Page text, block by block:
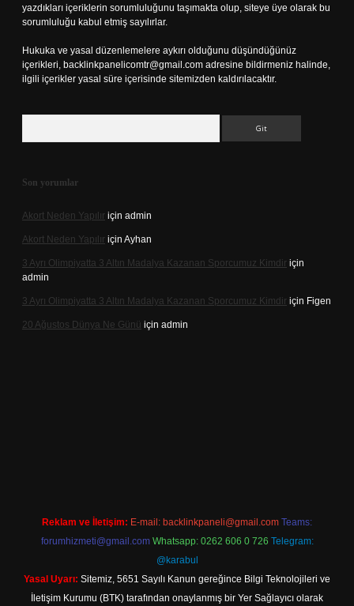
yazdıkları içeriklerin sorumluluğunu taşımakta olup, siteye üye olarak bu
sorumluluğu kabul etmiş sayılırlar.
Hukuka ve yasal düzenlemelere aykırı olduğunu düşündüğünüz
içerikleri, backlinkpanelicomtr@gmail.com adresine bildirmeniz halinde,
ilgili içerikler yasal süre içerisinde sitemizden kaldırılacaktır.
Son yorumlar
Akort Neden Yapılır için admin
Akort Neden Yapılır için Ayhan
3 Ayrı Olimpiyatta 3 Altın Madalya Kazanan Sporcumuz Kimdir için
admin
3 Ayrı Olimpiyatta 3 Altın Madalya Kazanan Sporcumuz Kimdir için Figen
20 Ağustos Dünya Ne Günü için admin
Reklam ve İletişim: E-mail: backlinkpaneli@gmail.com Teams:
forumhizmeti@gmail.com Whatsapp: 0262 606 0 726 Telegram:
@karabul
Yasal Uyarı: Sitemiz, 5651 Sayılı Kanun gereğince Bilgi Teknolojileri ve
İletişim Kurumu (BTK) tarafından onaylanmış bir Yer Sağlayıcı olarak